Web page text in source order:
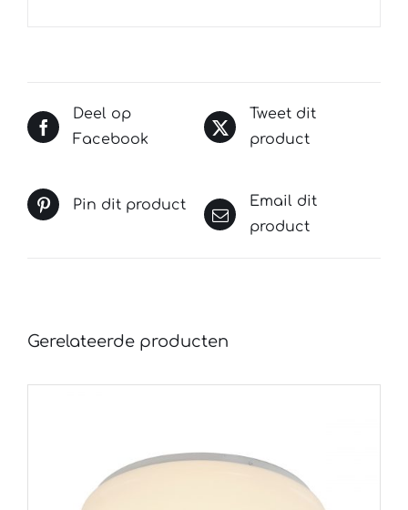
Deel op
Facebook
Tweet dit
product
Pin dit product
Email dit
product
Gerelateerde producten